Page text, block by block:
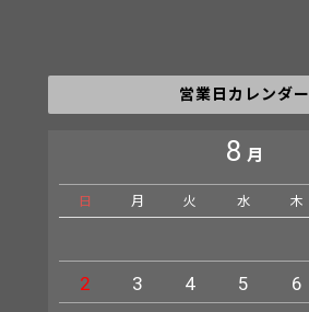
営業日カレンダー
8 月
日 月 火 水 木
2
3 4 5 6